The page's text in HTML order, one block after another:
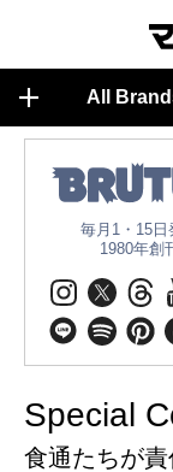
All
毎月1・15日
1980年創
Special
食通たちが